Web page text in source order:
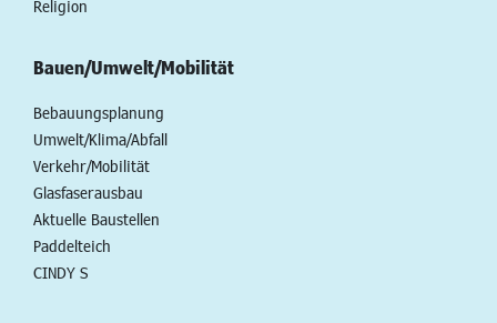
Religion
Bauen/Umwelt/Mobilität
Bebauungsplanung
Umwelt/Klima/Abfall
Verkehr/Mobilität
Glasfaserausbau
Aktuelle Baustellen
Paddelteich
CINDY S